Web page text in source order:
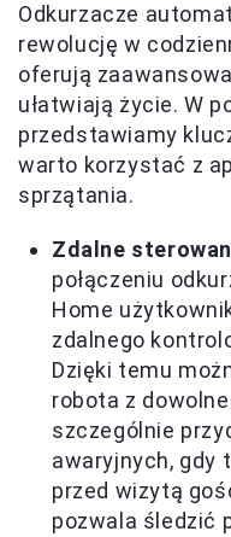
Odkurzacze
rewolucję w
oferują
ułatwiają życie. W
przedstawiamy
warto korzystać z
sprzątania.
Zdalne
połączeniu
Home
zdalnego
Dzięki temu
robota z
szczególnie
awaryjnych, gdy
przed wizytą
pozwala śledzić